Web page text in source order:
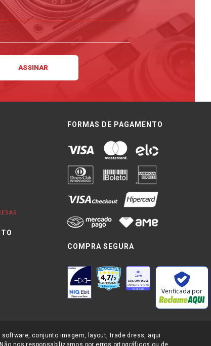
FORMAS DE PAGAMENTO
COMPRA SEGURA
Verificada por
conjunto imagem, layout, trade dress, aqui
nos responsabilizamos por erros ortográficos ou de